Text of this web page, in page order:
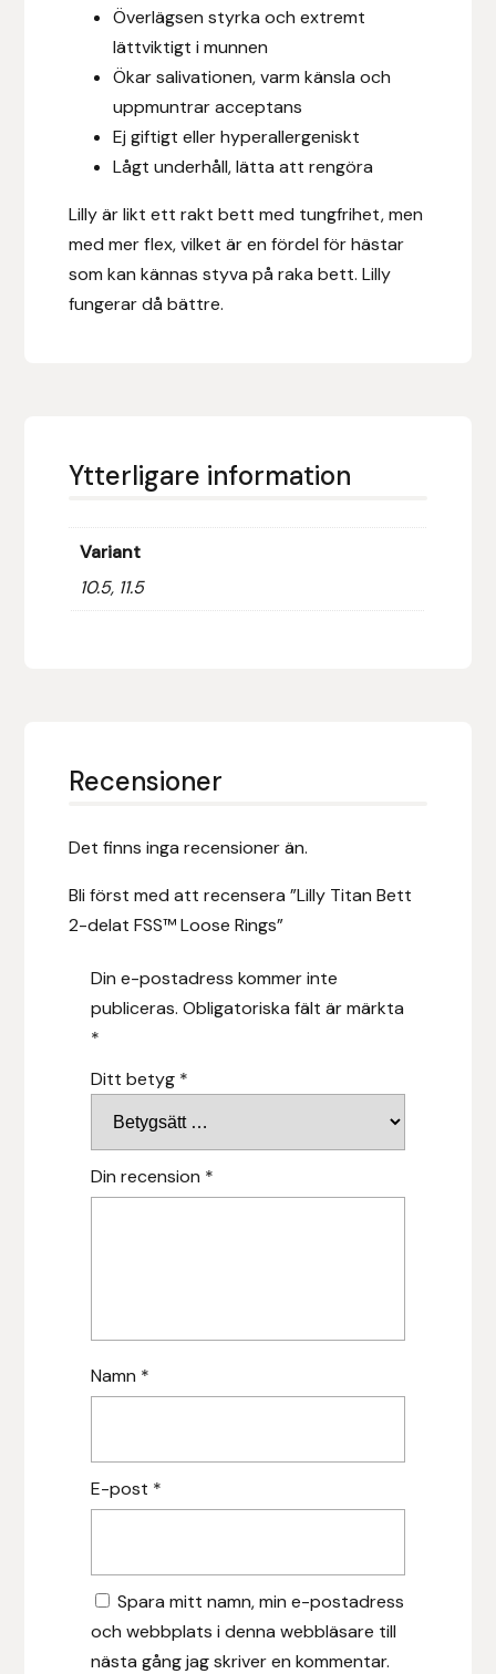
Överlägsen styrka och extremt
lättviktigt i munnen
Ökar salivationen, varm känsla och
uppmuntrar acceptans
Ej giftigt eller hyperallergeniskt
Lågt underhåll, lätta att rengöra
Lilly är likt ett rakt bett med tungfrihet, men
med mer flex, vilket är en fördel för hästar
som kan kännas styva på raka bett. Lilly
fungerar då bättre.
Ytterligare information
Variant
10.5, 11.5
Recensioner
Det finns inga recensioner än.
Bli först med att recensera ”Lilly Titan Bett
2-delat FSS™ Loose Rings”
Din e-postadress kommer inte
publiceras. Obligatoriska fält är märkta
*
Ditt betyg *
Din recension *
Namn *
E-post *
Spara mitt namn, min e-postadress
och webbplats i denna webbläsare till
nästa gång jag skriver en kommentar.
Globus Sport
Hansbo Sport
IceTack
J&S Saddlery
Källquist Equestrian
Karlslund
Klisterdekaler.se
Ky Rotary Bit
Lenanders Grafiska
Mias Ridsport
Mountain Horse
Muck Boot Company